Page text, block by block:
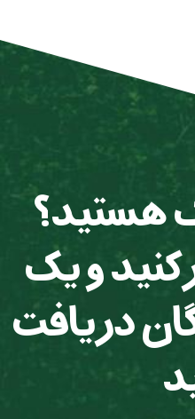
هستید؟
کنید و یک
دریافت